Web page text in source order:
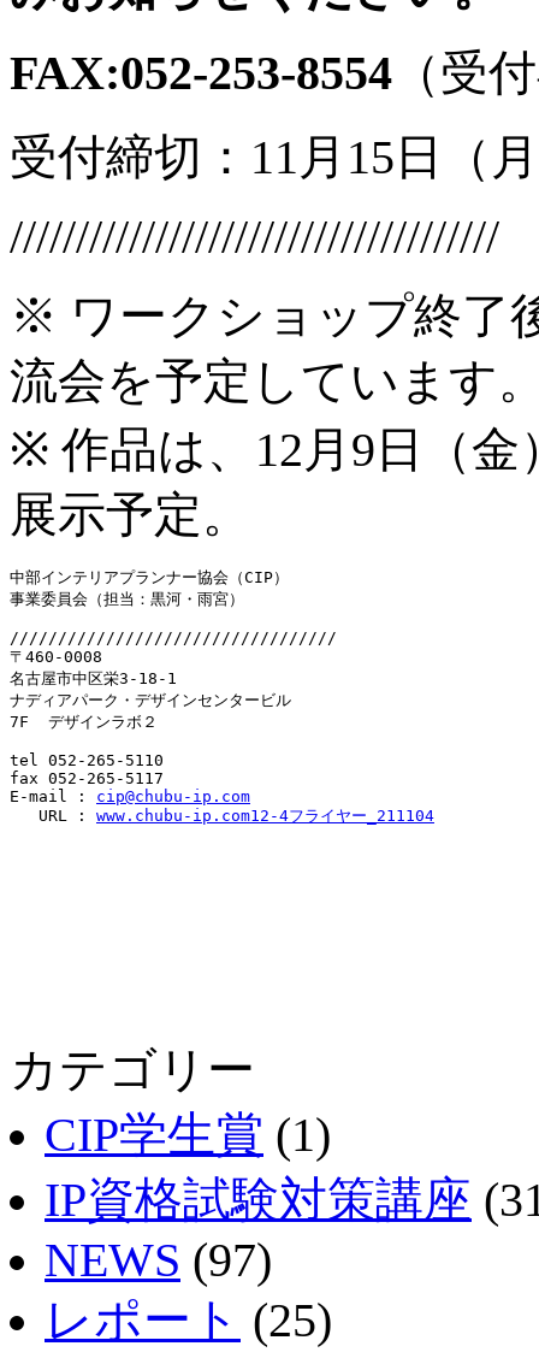
FAX:052-253-8554 （受
受付締切：11月15日（
/////////////////////////////////////
※ ワークショップ終了
流会を予定しています
※ 作品は、12月9日（
展示予定。
中部インテリアプランナー協会（CIP）
事業委員会（担当：黒河・雨宮）
//////////////////////////////////
〒460-0008
名古屋市中区栄3-18-1
ナディアパーク・デザインセンタービル
7F  デザインラボ２
tel 052-265-5110
fax 052-265-5117
E-mail : cip@chubu-ip.com
   URL :
www.chubu-ip.com12-4フライヤー_211104
カテゴリー
CIP学生賞 (1)
IP資格試験対策講座
NEWS (97)
レポート (25)